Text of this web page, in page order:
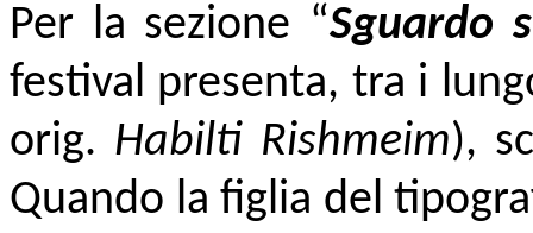
Per la sezione “Sguardo
festival presenta, tra i
orig. Habilti Rishmeim),
Quando la figlia del